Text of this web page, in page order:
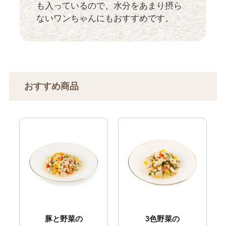
も入っているので、水分をあまり摂ら
ないワンちゃんにもおすすめです。
おすすめ商品
豚と野菜の
3色野菜の